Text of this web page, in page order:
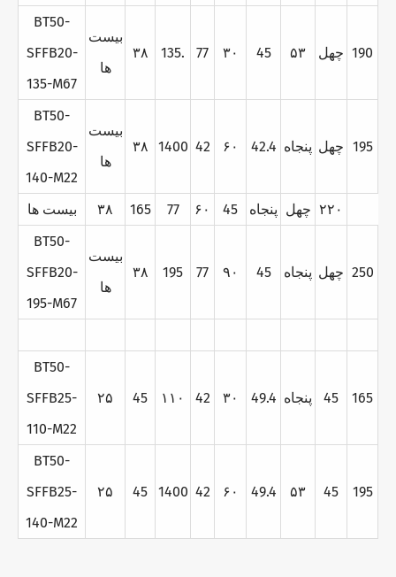
BT50-
SFFB20-
135-M67
بيست
ها
۳۸ 135. 77 ۳۰ 45 ۵۳ چهل 190
BT50-
SFFB20-
140-M22
بيست
ها
۳۸ 1400 42 ۶۰ 42.4 پنجاه چهل 195
بيست ها ۳۸ 165 77 ۶۰ 45 پنجاه چهل ۲۲۰
BT50-
SFFB20-
195-M67
بيست
ها
۳۸ 195 77 ۹۰ 45 پنجاه چهل 250
BT50-
SFFB25-
110-M22
۲۵ 45 ۱۱۰ 42 ۳۰ 49.4 پنجاه 45 165
BT50-
SFFB25-
140-M22
۲۵ 45 1400 42 ۶۰ 49.4 ۵۳ 45 195